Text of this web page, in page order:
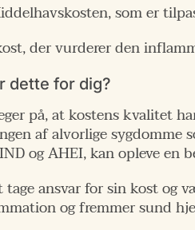
som er
der vurderer den
dette for dig?
på, at kostens kvalitet
af alvorlige sygdomme
og AHEI, kan opleve
ansvar for sin kost og
og fremmer sund